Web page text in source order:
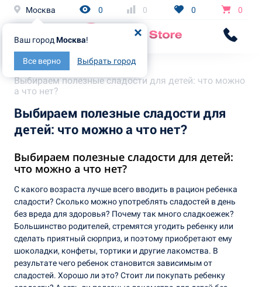
Москва
Ваш город Москва!
Все верно Выбрать город
0 0 0 0
Главная
Статьи
Выбираем полезные сладости для детей: что можно
а что нет?
Выбираем полезные сладости для
детей: что можно а что нет?
Выбираем полезные сладости для детей:
что можно а что нет?
С какого возраста лучше всего вводить в рацион ребенка
сладости? Сколько можно употреблять сладостей в день
без вреда для здоровья? Почему так много сладкоежек?
Большинство родителей, стремятся угодить ребенку или
сделать приятный сюрприз, и поэтому приобретают ему
шоколадки, конфеты, тортики и другие лакомства. В
результате чего ребенок становится зависимым от
сладостей. Хорошо ли это? Стоит ли покупать ребенку